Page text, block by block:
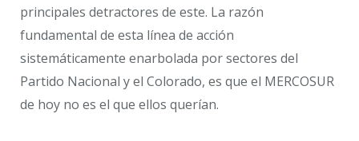
principales detractores de este. La razón
fundamental de esta línea de acción
sistemáticamente enarbolada por sectores del
Partido Nacional y el Colorado, es que el MERCOSUR
de hoy no es el que ellos querían.